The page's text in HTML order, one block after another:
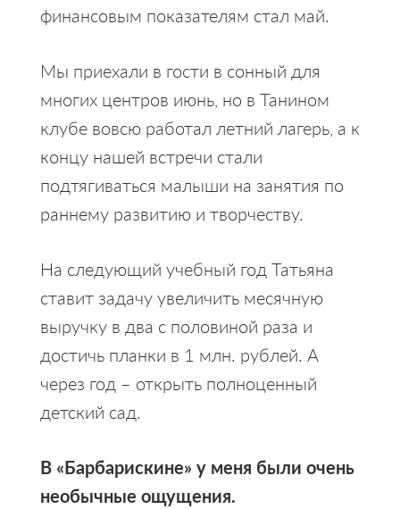
финансовым показателям стал май.
Мы приехали в гости в сонный для
многих центров июнь, но в Танином
клубе вовсю работал летний лагерь, а к
концу нашей встречи стали
подтягиваться малыши на занятия по
раннему развитию и творчеству.
На следующий учебный год Татьяна
ставит задачу увеличить месячную
выручку в два с половиной раза и
достичь планки в 1 млн. рублей. А
через год – открыть полноценный
детский сад.
В «Барбарискине» у меня были очень
необычные ощущения.